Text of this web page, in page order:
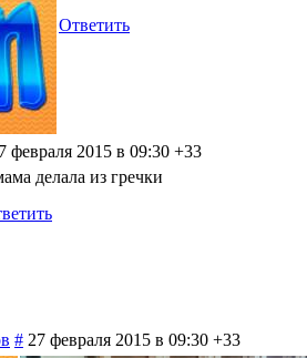
Ответить
февраля 2015 в 09:30 +33
делала из гречки
# 27 февраля 2015 в 09:30 +33